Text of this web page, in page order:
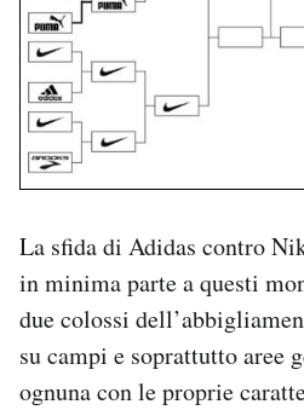
La sfida di Adidas contro
in minima parte a questi
due colossi
su campi e soprattutto aree
ognuna con le proprie